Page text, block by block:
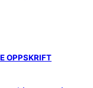
OPPSKRIFT